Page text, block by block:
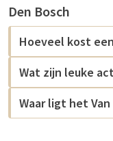
Den Bosch
Hoeveel kost
Wat zijn leuke
Waar ligt het